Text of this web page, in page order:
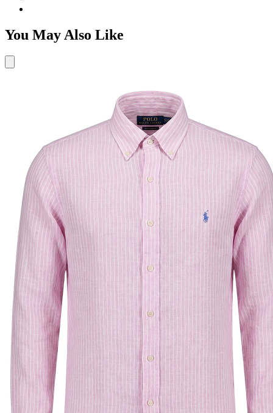
You May Also Like